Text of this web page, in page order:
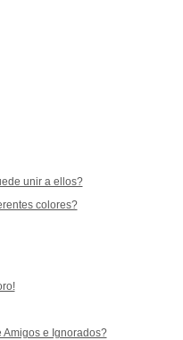
unir a ellos?
colores?
e Ignorados?